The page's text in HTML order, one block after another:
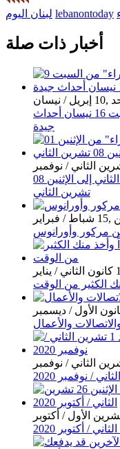
لبنان اليوم lebanontoday
أخبار ذات صلة
"العذراء" من السبت 9 نيسان إلى السبت 16 نيسان أحداث
جيدة
مولود برج "العذراء" من الإثنين 01 تشرين الثاني إلى الإثنين 08
تشرين الثاني
مركور وأورانوس
الكثير من الوقت
والأعمال